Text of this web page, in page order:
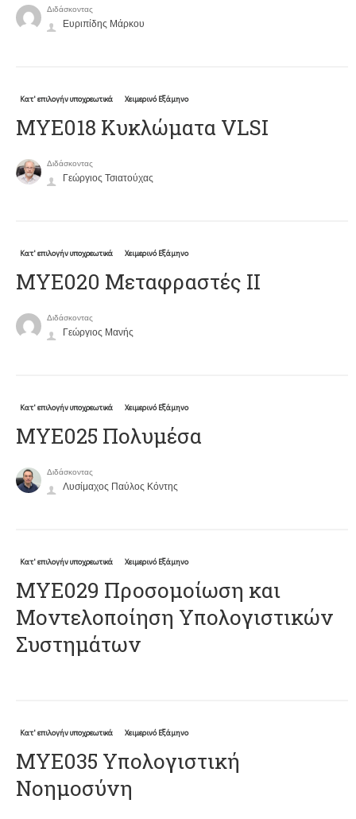
Διδάσκοντας
Ευριπίδης Μάρκου
Κατ' επιλογήν υποχρεωτικά Χειμερινό Εξάμηνο
MYE018 Κυκλώματα VLSI
Διδάσκοντας
Γεώργιος Τσιατούχας
Κατ' επιλογήν υποχρεωτικά Χειμερινό Εξάμηνο
ΜΥΕ020 Μεταφραστές ΙΙ
Διδάσκοντας
Γεώργιος Μανής
Κατ' επιλογήν υποχρεωτικά Χειμερινό Εξάμηνο
ΜΥΕ025 Πολυμέσα
Διδάσκοντας
Λυσίμαχος Παύλος Κόντης
Κατ' επιλογήν υποχρεωτικά Χειμερινό Εξάμηνο
ΜΥΕ029 Προσομοίωση και
Μοντελοποίηση Υπολογιστικών
Συστημάτων
Κατ' επιλογήν υποχρεωτικά Χειμερινό Εξάμηνο
ΜΥΕ035 Υπολογιστική
Νοημοσύνη